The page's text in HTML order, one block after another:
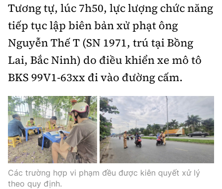
Tương tự, lúc 7h50, lực lượng chức năng
tiếp tục lập biên bản xử phạt ông
Nguyễn Thế T (SN 1971, trú tại Bồng
Lai, Bắc Ninh) do điều khiển xe mô tô
BKS 99V1-63xx đi vào đường cấm.
Các trường hợp vi phạm đều được kiên quyết xử lý
theo quy định.